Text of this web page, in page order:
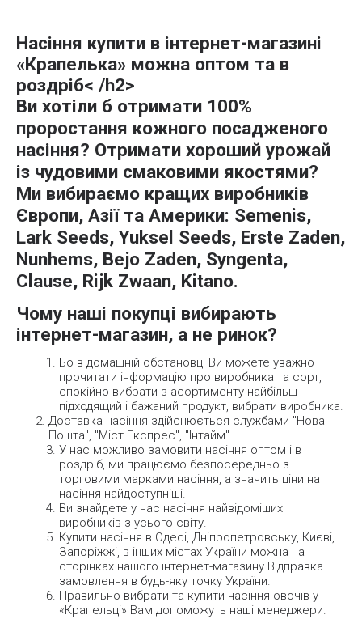
Насіння купити в інтернет-магазині
«Крапелька» можна оптом та в
роздріб< /h2>
Ви хотіли б отримати 100%
проростання кожного посадженого
насіння? Отримати хороший урожай
із чудовими смаковими якостями?
Ми вибираємо кращих виробників
Європи, Азії та Америки: Semenis,
Lark Seeds, Yuksel Seeds, Erste Zaden,
Nunhems, Bejo Zaden, Syngenta,
Clause, Rijk Zwaan, Kitano.
Чому наші покупці вибирають
інтернет-магазин, а не ринок?
Бо в домашній обстановці Ви можете уважно
прочитати інформацію про виробника та сорт,
спокійно вибрати з асортименту найбільш
підходящий і бажаний продукт, вибрати виробника.
Доставка насіння здійснюється службами "Нова
Пошта", "Міст Експрес", "Інтайм".
У нас можливо замовити насіння оптом і в
роздріб, ми працюємо безпосередньо з
торговими марками насіння, а значить ціни на
насіння найдоступніші.
Ви знайдете у нас насіння найвідоміших
виробників з усього світу.
Купити насіння в Одесі, Дніпропетровську, Києві,
Запоріжжі, в інших містах України можна на
сторінках нашого інтернет-магазину.Відправка
замовлення в будь-яку точку України.
Правильно вибрати та купити насіння овочів у
«Крапельці» Вам допоможуть наші менеджери.